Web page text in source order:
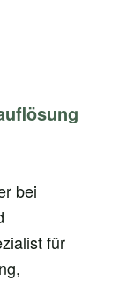
bei
für